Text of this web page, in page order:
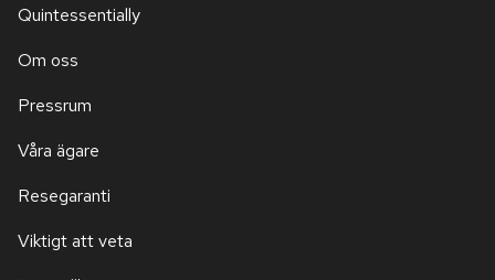
Quintessentially
Om oss
Pressrum
Våra ägare
Resegaranti
Viktigt att veta